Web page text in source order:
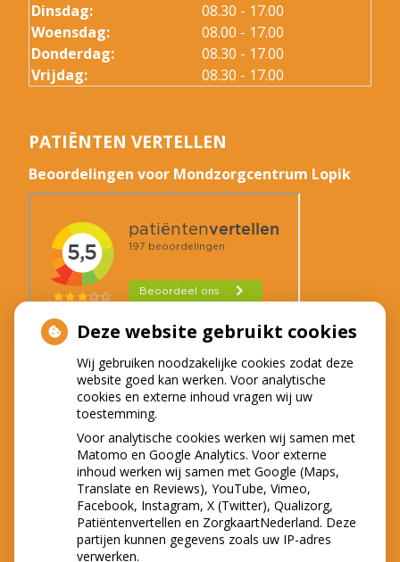
Dinsdag:
08.30 - 17.00
Woensdag:
08.00 - 17.00
Donderdag:
08.30 - 17.00
Vrijdag:
08.30 - 17.00
PATIËNTEN VERTELLEN
Beoordelingen voor Mondzorgcentrum Lopik
LOCATIES
Deze website gebruikt cookies
Wij gebruiken noodzakelijke cookies zodat deze
website goed kan werken. Voor analytische
cookies en externe inhoud vragen wij uw
toestemming.
Voor analytische cookies werken wij samen met
Matomo en Google Analytics. Voor externe
inhoud werken wij samen met Google (Maps,
Translate en Reviews), YouTube, Vimeo,
Facebook, Instagram, X (Twitter), Qualizorg,
Patiëntenvertellen en ZorgkaartNederland. Deze
partijen kunnen gegevens zoals uw IP-adres
verwerken.